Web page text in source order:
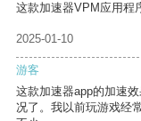
这款加速器VPM应用程
2025-01-10
游客
这款加速器app的加速
况了。我以前玩游戏经